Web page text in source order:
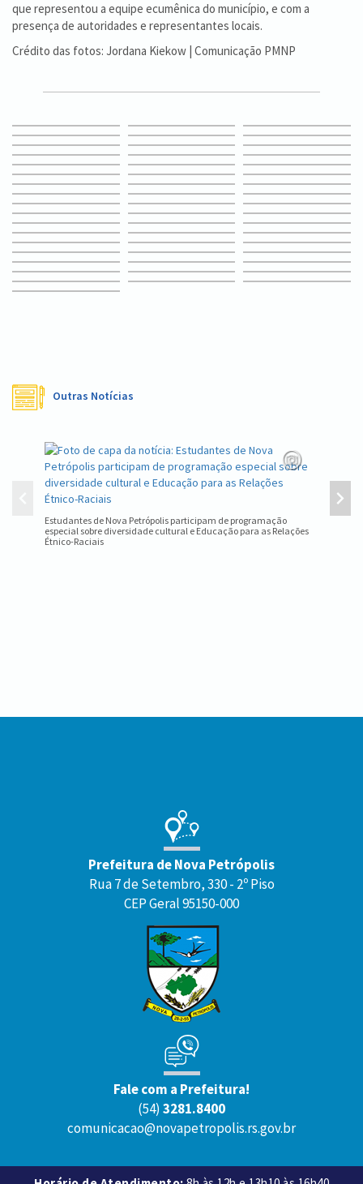
que representou a equipe ecumênica do município, e com a
presença de autoridades e representantes locais.
Crédito das fotos: Jordana Kiekow | Comunicação PMNP
Outras Notícias
Estudantes de Nova Petrópolis participam de programação
especial sobre diversidade cultural e Educação para as Relações
Étnico-Raciais
Equipe
Prefeitura de Nova Petrópolis
Rua 7 de Setembro, 330 - 2º Piso
CEP Geral 95150-000
Fale com a Prefeitura!
(54) 3281.8400
comunicacao@novapetropolis.rs.gov.br